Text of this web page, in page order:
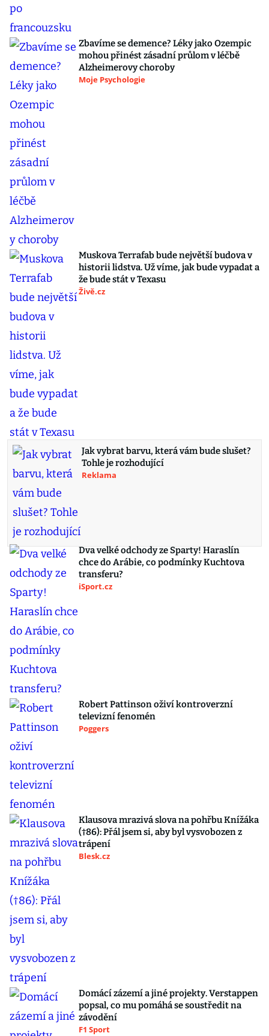
Zbavíme se demence? Léky jako Ozempic
mohou přinést zásadní průlom v léčbě
Alzheimerovy choroby
Moje Psychologie
Muskova Terrafab bude největší budova v
historii lidstva. Už víme, jak bude vypadat a
že bude stát v Texasu
Živě.cz
Jak vybrat barvu, která vám bude slušet?
Tohle je rozhodující
Reklama
Dva velké odchody ze Sparty! Haraslín
chce do Arábie, co podmínky Kuchtova
transferu?
iSport.cz
Robert Pattinson oživí kontroverzní
televizní fenomén
Poggers
Klausova mrazivá slova na pohřbu Knížáka
(†86): Přál jsem si, aby byl vysvobozen z
trápení
Blesk.cz
Domácí zázemí a jiné projekty. Verstappen
popsal, co mu pomáhá se soustředit na
závodění
F1 Sport